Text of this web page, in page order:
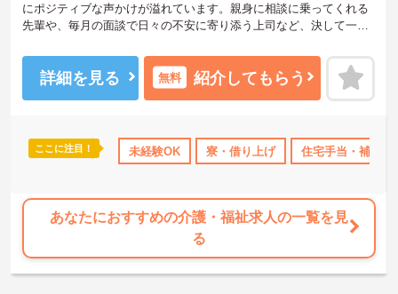
産休･育休･介護休暇取得実績あり 社会保険完備 交通費支給
にポジティブな声かけが溢れています。親身に相談に乗ってくれる
先輩や、毎月の面談で日々の不安に寄り添う上司など、決して一人
社でも自然と馴染める職場です。
◆無資格からでもプロフェッショナルを目指せる「資格取得支援制
度」を完備しています。初任者研修から国家資格である介護福祉士
◆法人独自の介護技術認定制度「ケアマイスター」により、身につ
けたスキルを5段階でしっかり評価し手当で還元。さらに「目標管理
詳細を見る 無料 紹介してもらう
ここに注目！ 未経験OK 寮・借り上げ 住宅手当・補助
あなたにおすすめの介護・福祉求人の一覧を見
る